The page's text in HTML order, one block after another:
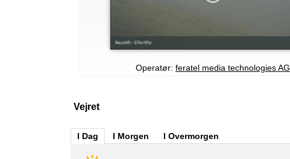
Operatør: feratel media technologies AG
Vejret
I Dag I Morgen I Overmorgen